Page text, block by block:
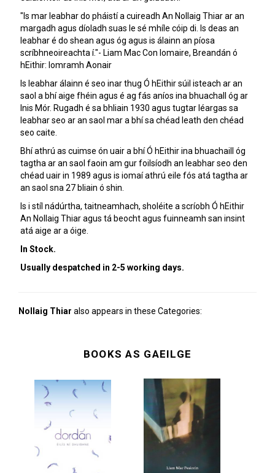
"Is mar leabhar do pháistí a cuireadh An Nollaig Thiar ar an
margadh agus díoladh suas le sé mhíle cóip di. Is deas an
leabhar é do shean agus óg agus is álainn an píosa
scríbhneoireachta í."- Liam Mac Con Iomaire, Breandán ó
hEithir: Iomramh Aonair
Is leabhar álainn é seo inar thug Ó hEithir súil isteach ar an
saol a bhí aige fhéin agus é ag fás aníos ina bhuachall óg ar
Inis Mór. Rugadh é sa bhliain 1930 agus tugtar léargas sa
leabhar seo ar an saol mar a bhí sa chéad leath den chéad
seo caite.
Bhí athrú as cuimse ón uair a bhí Ó hEithir ina bhuachaill óg
tagtha ar an saol faoin am gur foilsíodh an leabhar seo den
chéad uair in 1989 agus is iomaí athrú eile fós atá tagtha ar
an saol sna 27 bliain ó shin.
Is i stíl nádúrtha, taitneamhach, sholéite a scríobh Ó hEithir
An Nollaig Thiar agus tá beocht agus fuinneamh san insint
atá aige ar a óige.
In Stock.
Usually despatched in 2-5 working days.
Nollaig Thiar also appears in these Categories:
BOOKS AS GAEILGE